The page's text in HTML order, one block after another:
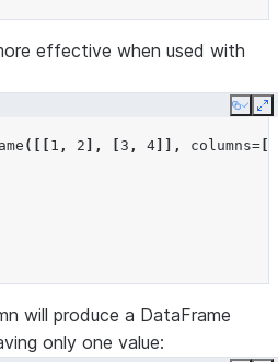
effective when used with
Copy
([[ 1 , 2 ], 3 , 4 ]], columns=
will produce a DataFrame
only one value: